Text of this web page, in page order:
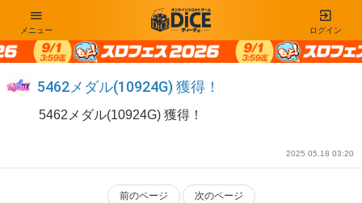
ログイン
メニュー
5462メダル(10924G) 獲得！
5462メダル(10924G) 獲得！
2025 05.18 03:20
前のページ 次のページ